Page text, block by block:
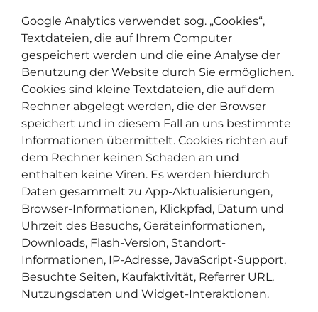
Google Analytics verwendet sog. „Cookies“,
Textdateien, die auf Ihrem Computer
gespeichert werden und die eine Analyse der
Benutzung der Website durch Sie ermöglichen.
Cookies sind kleine Textdateien, die auf dem
Rechner abgelegt werden, die der Browser
speichert und in diesem Fall an uns bestimmte
Informationen übermittelt. Cookies richten auf
dem Rechner keinen Schaden an und
enthalten keine Viren. Es werden hierdurch
Daten gesammelt zu App-Aktualisierungen,
Browser-Informationen, Klickpfad, Datum und
Uhrzeit des Besuchs, Geräteinformationen,
Downloads, Flash-Version, Standort-
Informationen, IP-Adresse, JavaScript-Support,
Besuchte Seiten, Kaufaktivität, Referrer URL,
Nutzungsdaten und Widget-Interaktionen.